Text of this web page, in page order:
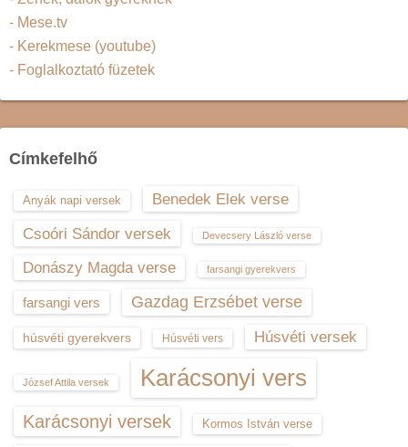
- Mese.tv
- Kerekmese (youtube)
- Foglalkoztató füzetek
Címkefelhő
Anyák napi versek
Benedek Elek verse
Csoóri Sándor versek
Devecsery László verse
Donászy Magda verse farsangi gyerekvers
farsangi vers Gazdag Erzsébet verse
húsvéti gyerekvers Húsvéti vers Húsvéti versek
József Attila versek Karácsonyi vers
Karácsonyi versek Kormos István verse